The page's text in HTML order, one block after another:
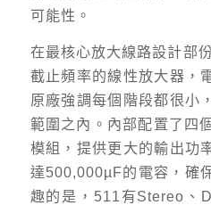
可能性。
在最核心放大線路設計部
截止頻率的線性放大器，
原廠強調每個階段都很小
範圍之內。內部配置了四
模組，提供更大的輸出功
達500,000µF的電容，確
趣的是，511有Stereo、